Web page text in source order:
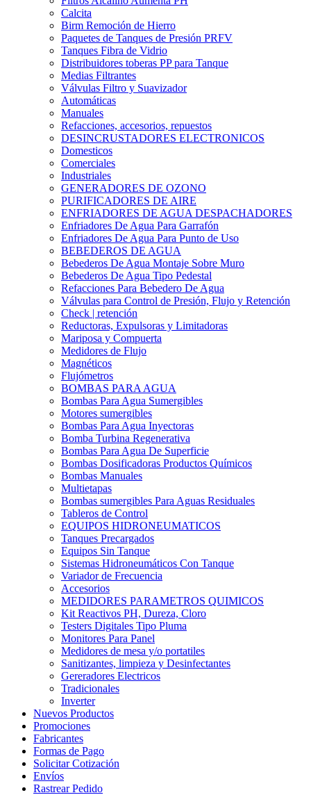
Calcita
Birm Remoción de Hierro
Paquetes de Tanques de Presión PRFV
Tanques Fibra de Vidrio
Distribuidores toberas PP para Tanque
Medias Filtrantes
Válvulas Filtro y Suavizador
Automáticas
Manuales
Refacciones, accesorios, repuestos
DESINCRUSTADORES ELECTRONICOS
Domesticos
Comerciales
Industriales
GENERADORES DE OZONO
PURIFICADORES DE AIRE
ENFRIADORES DE AGUA DESPACHADORES
Enfriadores De Agua Para Garrafón
Enfriadores De Agua Para Punto de Uso
BEBEDEROS DE AGUA
Bebederos De Agua Montaje Sobre Muro
Bebederos De Agua Tipo Pedestal
Refacciones Para Bebedero De Agua
Válvulas para Control de Presión, Flujo y Retención
Check | retención
Reductoras, Expulsoras y Limitadoras
Mariposa y Compuerta
Medidores de Flujo
Magnéticos
Flujómetros
BOMBAS PARA AGUA
Bombas Para Agua Sumergibles
Motores sumergibles
Bombas Para Agua Inyectoras
Bomba Turbina Regenerativa
Bombas Para Agua De Superficie
Bombas Dosificadoras Productos Químicos
Bombas Manuales
Multietapas
Bombas sumergibles Para Aguas Residuales
Tableros de Control
EQUIPOS HIDRONEUMATICOS
Tanques Precargados
Equipos Sin Tanque
Sistemas Hidroneumáticos Con Tanque
Variador de Frecuencia
Accesorios
MEDIDORES PARAMETROS QUIMICOS
Kit Reactivos PH, Dureza, Cloro
Testers Digitales Tipo Pluma
Monitores Para Panel
Medidores de mesa y/o portatiles
Sanitizantes, limpieza y Desinfectantes
Gereradores Electricos
Tradicionales
Inverter
Nuevos Productos
Promociones
Fabricantes
Formas de Pago
Solicitar Cotización
Envíos
Rastrear Pedido